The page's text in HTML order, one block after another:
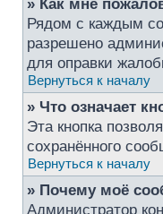
» Как мне
Рядом с каждым
разрешено
для оправки
Вернуться к началу
» Что означает
Эта кнопка
сохранённого
Вернуться к началу
» Почему моё
Администратор